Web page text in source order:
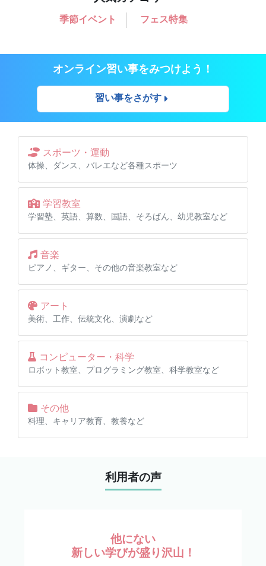
季節イベント フェス特集
オンライン習い事をみつけよう！
習い事をさがす
スポーツ・運動
体操、ダンス、バレエなど各種スポーツ
学習教室
学習塾、英語、算数、国語、そろばん、幼児教室など
音楽
ピアノ、ギター、その他の音楽教室など
アート
美術、工作、伝統文化、演劇など
コンピューター・科学
ロボット教室、プログラミング教室、科学教室など
その他
料理、キャリア教育、教養など
利用者の声
他にない
新しい学びが盛り沢山！